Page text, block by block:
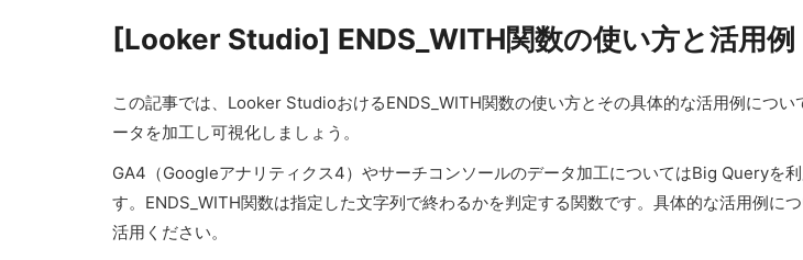
[Looker Studio] ENDS_WITH関数の使い方と活用例
この記事では、Looker StudioおけるENDS_WITH関数の使い方とその具体的な活用例につ
ータを加工し可視化しましょう。
GA4（Googleアナリティクス4）やサーチコンソールのデータ加工についてはBig Queryを
す。ENDS_WITH関数は指定した文字列で終わるかを判定する関数です。具体的な活用例
活用ください。